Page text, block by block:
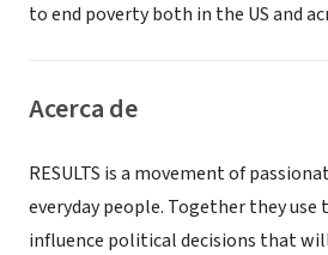
to end poverty both in the US and
Acerca de
RESULTS is a movement of
everyday people. Together they use
influence political decisions that